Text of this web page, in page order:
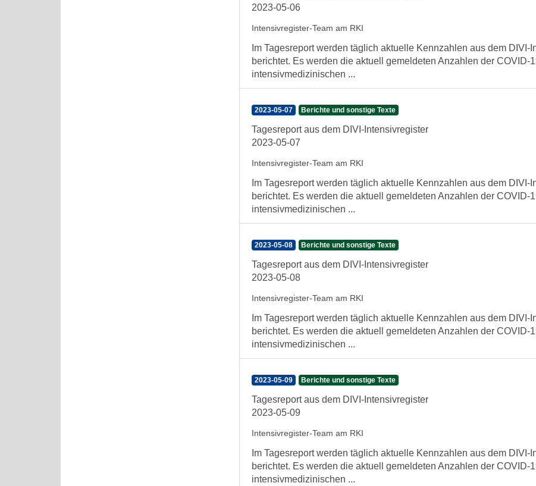
2023-05-06
Intensivregister-Team am RKI
Im Tagesreport werden täglich aktuelle Kennzahlen aus dem
berichtet. Es werden die aktuell gemeldeten Anzahlen der
intensivmedizinischen ...
2023-05-07 Berichte und sonstige Texte
Tagesreport aus dem DIVI-Intensivregister
2023-05-07
Intensivregister-Team am RKI
Im Tagesreport werden täglich aktuelle Kennzahlen aus dem
berichtet. Es werden die aktuell gemeldeten Anzahlen der
intensivmedizinischen ...
2023-05-08 Berichte und sonstige Texte
Tagesreport aus dem DIVI-Intensivregister
2023-05-08
Intensivregister-Team am RKI
Im Tagesreport werden täglich aktuelle Kennzahlen aus dem
berichtet. Es werden die aktuell gemeldeten Anzahlen der
intensivmedizinischen ...
2023-05-09 Berichte und sonstige Texte
Tagesreport aus dem DIVI-Intensivregister
2023-05-09
Intensivregister-Team am RKI
Im Tagesreport werden täglich aktuelle Kennzahlen aus dem
berichtet. Es werden die aktuell gemeldeten Anzahlen der
intensivmedizinischen ...